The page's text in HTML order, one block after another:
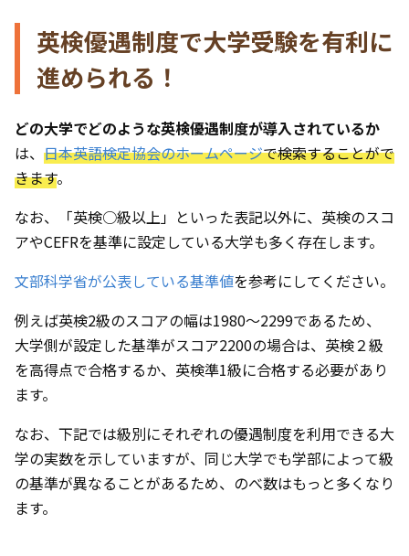
英検優遇制度で大学受験を有利に
進められる！
どの大学でどのような英検優遇制度が導入されているか
は、 日本英語検定協会のホームページで検索することがで
きます。
なお、「英検○級以上」といった表記以外に、英検のスコ
アやCEFRを基準に設定している大学も多く存在します。
文部科学省が公表している基準値を参考にしてください。
例えば英検2級のスコアの幅は1980～2299であるため、
大学側が設定した基準がスコア2200の場合は、英検２級
を高得点で合格するか、英検準1級に合格する必要があり
ます。
なお、下記では級別にそれぞれの優遇制度を利用できる大
学の実数を示していますが、同じ大学でも学部によって級
の基準が異なることがあるため、のべ数はもっと多くなり
ます。